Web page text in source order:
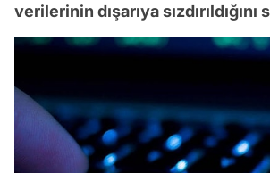
verilerinin dışarıya sızdırıldığını